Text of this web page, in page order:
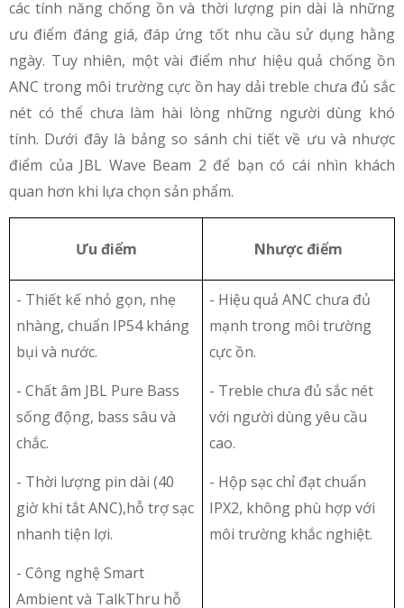
các tính năng chống ồn và thời lượng pin dài là những
ưu điểm đáng giá, đáp ứng tốt nhu cầu sử dụng hằng
ngày. Tuy nhiên, một vài điểm như hiệu quả chống ồn
ANC trong môi trường cực ồn hay dải treble chưa đủ sắc
nét có thể chưa làm hài lòng những người dùng khó
tính. Dưới đây là bảng so sánh chi tiết về ưu và nhược
điểm của JBL Wave Beam 2 để bạn có cái nhìn khách
quan hơn khi lựa chọn sản phẩm.
Ưu điểm Nhược điểm
- Thiết kế nhỏ gọn, nhẹ
nhàng, chuẩn IP54 kháng
bụi và nước.
- Chất âm JBL Pure Bass
sống động, bass sâu và
chắc.
- Thời lượng pin dài (40
giờ khi tắt ANC),hỗ trợ sạc
nhanh tiện lợi.
- Công nghệ Smart
Ambient và TalkThru hỗ
- Hiệu quả ANC chưa đủ
mạnh trong môi trường
cực ồn.
- Treble chưa đủ sắc nét
với người dùng yêu cầu
cao.
- Hộp sạc chỉ đạt chuẩn
IPX2, không phù hợp với
môi trường khắc nghiệt.